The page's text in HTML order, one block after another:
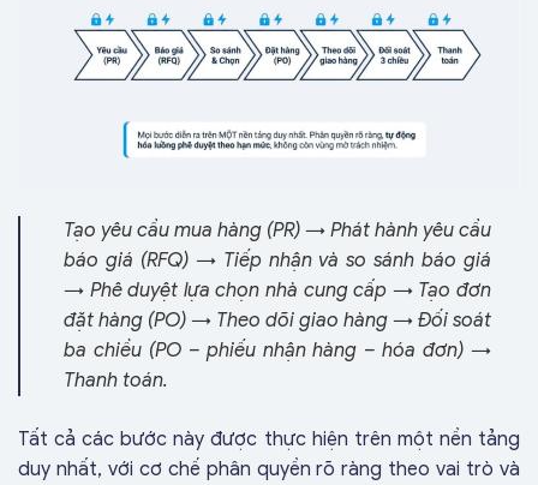
Tạo yêu cầu mua hàng (PR) → Phát hành yêu cầu
báo giá (RFQ) → Tiếp nhận và so sánh báo giá
→ Phê duyệt lựa chọn nhà cung cấp → Tạo đơn
đặt hàng (PO) → Theo dõi giao hàng → Đối soát
ba chiều (PO – phiếu nhận hàng – hóa đơn) →
Thanh toán.
Tất cả các bước này được thực hiện trên một nền tảng
duy nhất, với cơ chế phân quyền rõ ràng theo vai trò và